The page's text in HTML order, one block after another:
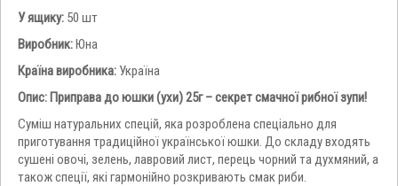
У ящику: 50 шт
Виробник:Юна
Країна виробника: Україна
Опис: Приправадоюшки (ухи)25г –секретсмачноїрибноїзупи!
Сумішнатуральнихспецій,якарозробленаспеціально для
приготуваннятрадиційноїукраїнськоїюшки. Доскладувходять
сушеніовочі, зелень,лавровийлист,перецьчорнийта духмяний,а
такожспеції,якігармонійнорозкриваютьсмакриби.